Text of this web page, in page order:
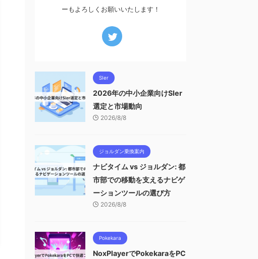
ーもよろしくお願いいたします！
SIer
2026年の中小企業向けSIer
選定と市場動向
2026/8/8
ジョルダン乗換案内
ナビタイム vs ジョルダン: 都
市部での移動を支えるナビゲ
ーションツールの選び方
2026/8/8
Pokekara
NoxPlayerでPokekaraをPC